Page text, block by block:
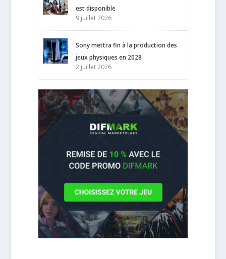
est disponible
9 juillet 2026
Sony mettra fin à la production des
jeux physiques en 2028
2 juillet 2026